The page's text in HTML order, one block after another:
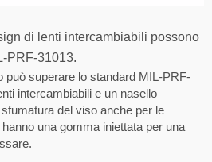
di lenti intercambiabili possono
PRF-31013.
può superare lo standard MIL-PRF-
intercambiabili e un nasello
del viso anche per le
una gomma iniettata per una